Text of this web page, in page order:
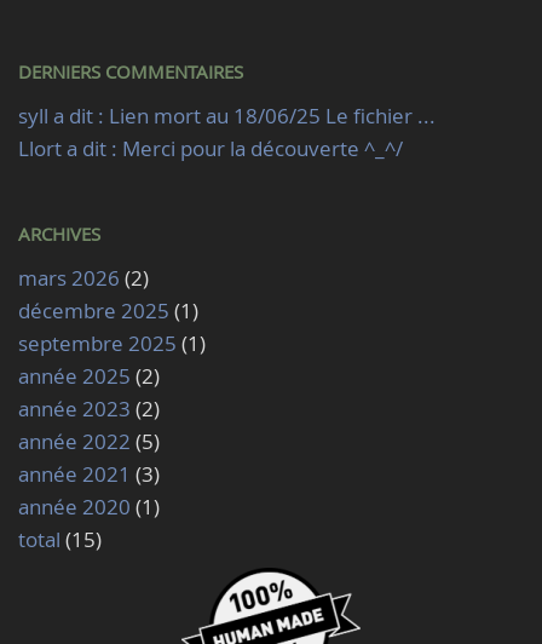
DERNIERS COMMENTAIRES
syll a dit : Lien mort au 18/06/25 Le fichier ...
Llort a dit : Merci pour la découverte ^_^/
ARCHIVES
mars 2026 (2)
décembre 2025 (1)
septembre 2025 (1)
année 2025 (2)
année 2023 (2)
année 2022 (5)
année 2021 (3)
année 2020 (1)
total (15)